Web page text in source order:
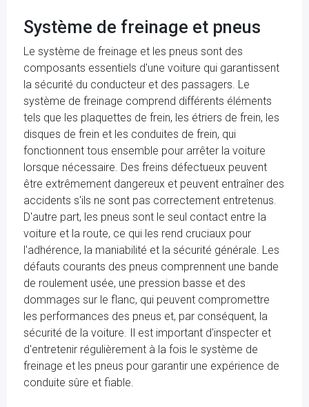
Système de freinage et pneus
Le système de freinage et les pneus sont des
composants essentiels d'une voiture qui garantissent
la sécurité du conducteur et des passagers. Le
système de freinage comprend différents éléments
tels que les plaquettes de frein, les étriers de frein, les
disques de frein et les conduites de frein, qui
fonctionnent tous ensemble pour arrêter la voiture
lorsque nécessaire. Des freins défectueux peuvent
être extrêmement dangereux et peuvent entraîner des
accidents s'ils ne sont pas correctement entretenus.
D'autre part, les pneus sont le seul contact entre la
voiture et la route, ce qui les rend cruciaux pour
l'adhérence, la maniabilité et la sécurité générale. Les
défauts courants des pneus comprennent une bande
de roulement usée, une pression basse et des
dommages sur le flanc, qui peuvent compromettre
les performances des pneus et, par conséquent, la
sécurité de la voiture. Il est important d'inspecter et
d'entretenir régulièrement à la fois le système de
freinage et les pneus pour garantir une expérience de
conduite sûre et fiable.